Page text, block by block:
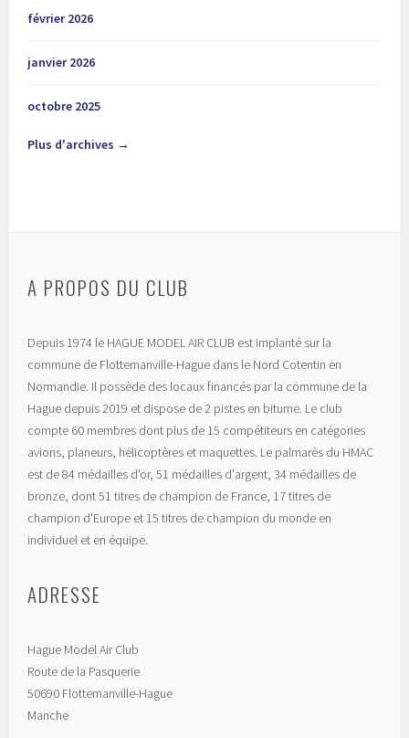
février 2026
janvier 2026
octobre 2025
Plus d'archives →
A PROPOS DU CLUB
Depuis 1974 le HAGUE MODEL AIR CLUB est implanté sur la
commune de Flottemanville-Hague dans le Nord Cotentin en
Normandie. Il possède des locaux financés par la commune de la
Hague depuis 2019 et dispose de 2 pistes en bitume. Le club
compte 60 membres dont plus de 15 compétiteurs en catégories
avions, planeurs, hélicoptères et maquettes. Le palmarès du HMAC
est de 84 médailles d'or, 51 médailles d'argent, 34 médailles de
bronze, dont 51 titres de champion de France, 17 titres de
champion d'Europe et 15 titres de champion du monde en
individuel et en équipe.
ADRESSE
Hague Model Air Club
Route de la Pasquerie
50690 Flottemanville-Hague
Manche